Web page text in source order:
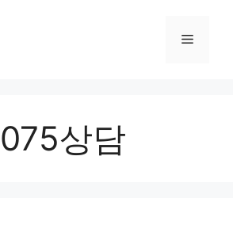
메
상담